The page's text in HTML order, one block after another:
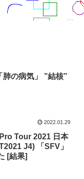
肺の病気」 ”結核”
2022.01.29
Tour 2021 日本
J4) 「SFV」
[結果]